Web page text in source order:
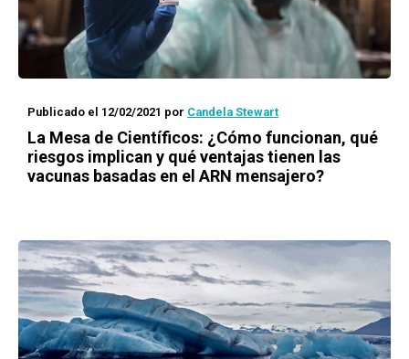
Publicado el 12/02/2021 por Candela Stewart
La Mesa de Científicos: ¿Cómo funcionan, qué
riesgos implican y qué ventajas tienen las
vacunas basadas en el ARN mensajero?